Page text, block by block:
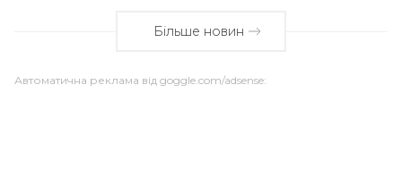
Більше новин
Автоматична реклама від goggle.com/adsense: